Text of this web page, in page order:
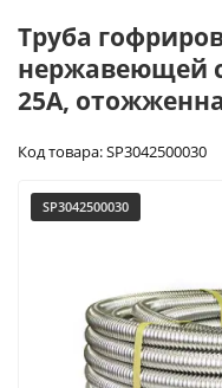
Труба
нержавеющей
25А,
Код товара: SP3042500030
SP3042500030